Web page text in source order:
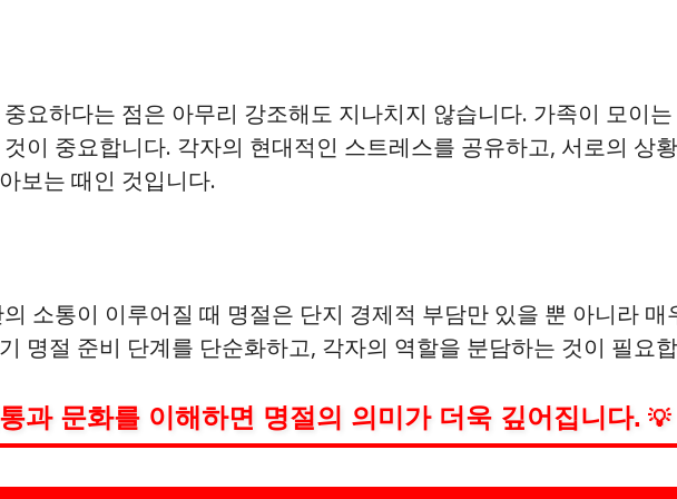
요하다는 점은 아무리 강조해도 지나치지 않습니다. 가족이 모이
이 중요합니다. 각자의 현대적인 스트레스를 공유하고, 서로의 상
보는 때인 것입니다.
소통이 이루어질 때 명절은 단지 경제적 부담만 있을 뿐 아니라 매
명절 준비 단계를 단순화하고, 각자의 역할을 분담하는 것이 필요
과 문화를 이해하면 명절의 의미가 더욱 깊어집니다. 💡